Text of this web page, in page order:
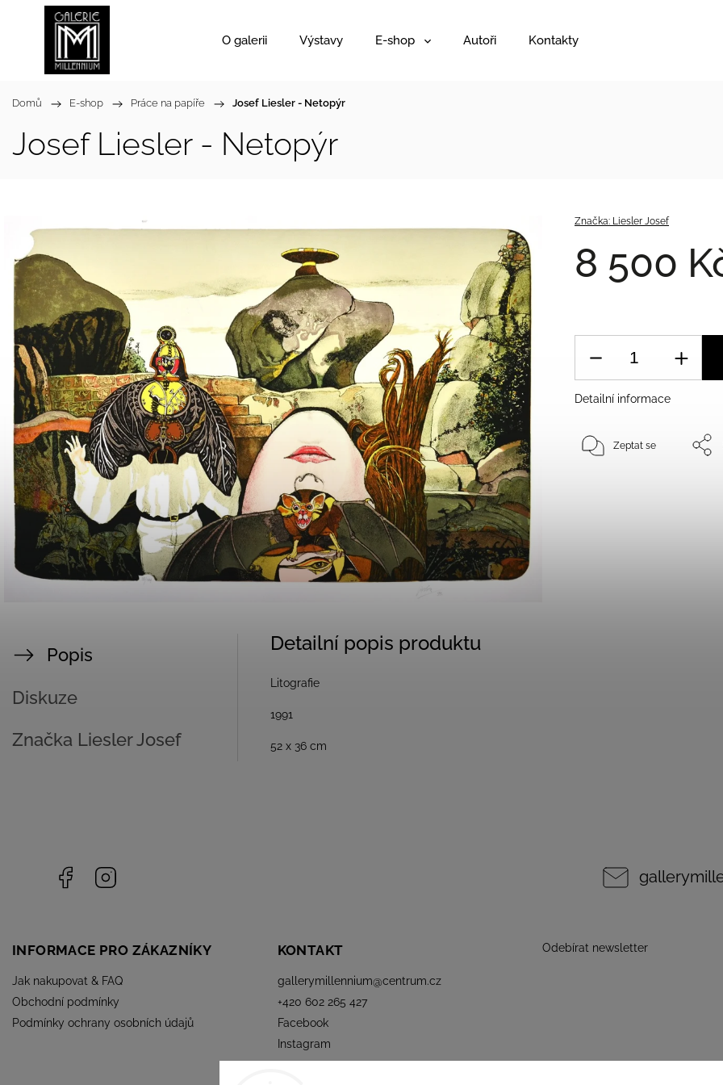
O galerii Výstavy E-shop Autoři Kontakty
Domů / E-shop / Práce na papíře / Josef Liesler - Netopýr
Josef Liesler - Netopýr
Značka: Liesler Josef
8 500
Detailní informace
Zeptat se
Popis
Diskuze
Značka Liesler Josef
Detailní popis produktu
Litografie
1991
52 x 36 cm
Facebook
INFORMACE PRO ZÁKAZNÍKY
Jak nakupovat & FAQ
Obchodní podmínky
Podmínky ochrany osobních údajů
KONTAKT
gallerymillennium@centrum.cz
+420 602 265 427
Facebook
Instagram
Odebírat newsletter